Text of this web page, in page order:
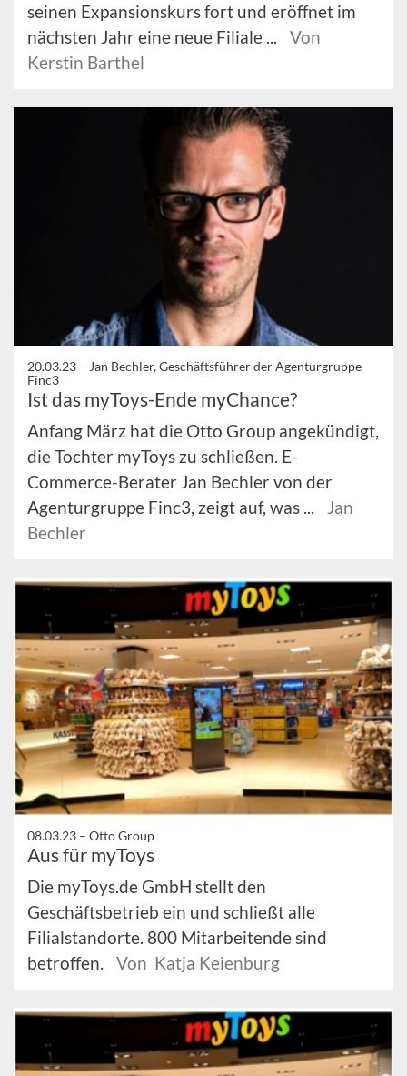
seinen Expansionskurs fort und eröffnet im
nächsten Jahr eine neue Filiale ...
Von
Kerstin Barthel
20.03.23 – Jan Bechler, Geschäftsführer der Agenturgruppe
Finc3
Ist das myToys-Ende myChance?
Anfang März hat die Otto Group angekündigt,
die Tochter myToys zu schließen. E-
Commerce-Berater Jan Bechler von der
Agenturgruppe Finc3, zeigt auf, was ...
Jan
Bechler
08.03.23 – Otto Group
Aus für myToys
Die myToys.de GmbH stellt den
Geschäftsbetrieb ein und schließt alle
Filialstandorte. 800 Mitarbeitende sind
betroffen.
Von Katja Keienburg